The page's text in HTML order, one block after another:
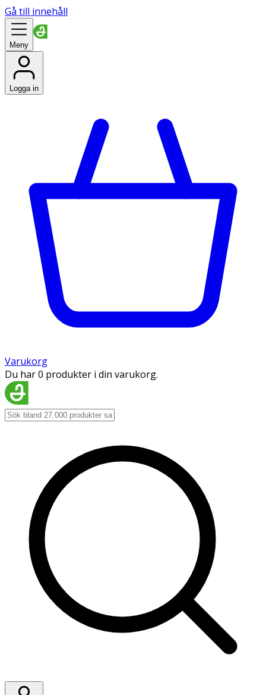
Gå till innehåll
Meny
Logga in
Varukorg
Du har 0 produkter i din varukorg.